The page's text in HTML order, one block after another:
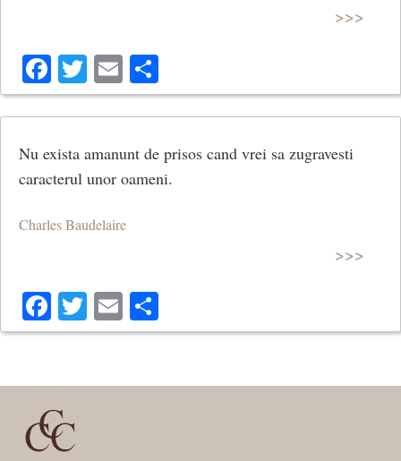
>>>
Facebook
Twitter
Email
Nu exista amanunt de prisos cand vrei sa zugravesti
caracterul unor oameni.
Charles Baudelaire
>>>
Facebook
Twitter
Email